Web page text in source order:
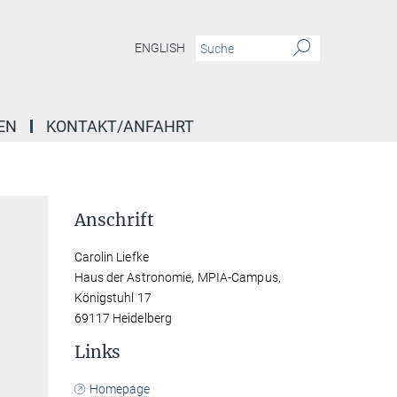
ENGLISH
KONTAKT/ANFAHRT
Anschrift
Carolin Liefke
Haus der Astronomie, MPIA-Campus,
Königstuhl 17
69117 Heidelberg
Links
Homepage